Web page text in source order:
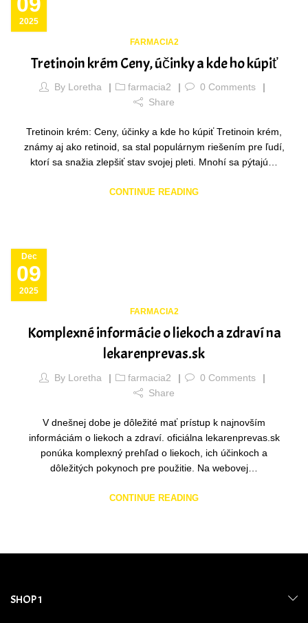
2025
FARMACIA2
Tretinoin krém Ceny, účinky a kde ho kúpiť
By Loretha farmacia2 0 Comments
Share
Tretinoin krém: Ceny, účinky a kde ho kúpiť Tretinoin krém,
známy aj ako retinoid, sa stal populárnym riešením pre ľudí,
ktorí sa snažia zlepšiť stav svojej pleti. Mnohí sa pýtajú…
CONTINUE READING
09
Dec
2025
FARMACIA2
Komplexné informácie o liekoch a zdraví na
lekarenprevas.sk
By Loretha farmacia2 0 Comments
Share
V dnešnej dobe je dôležité mať prístup k najnovším
informáciám o liekoch a zdraví. oficiálna lekarenprevas.sk
ponúka komplexný prehľad o liekoch, ich účinkoch a
dôležitých pokynoch pre použitie. Na webovej…
CONTINUE READING
SHOP 1